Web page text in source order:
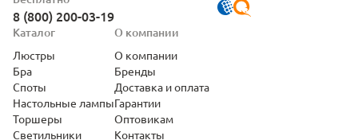
8 (800) 200-03-19
Каталог
Люстры
Бра
Споты
Настольные лампы
Торшеры
Светильники
О компании
О компании
Бренды
Доставка и оплата
Гарантии
Оптовикам
Контакты